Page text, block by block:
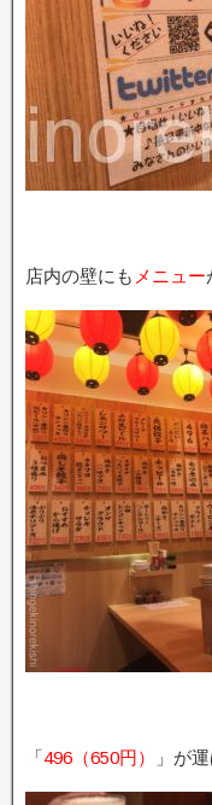
店内の壁にも メニュー
「496（650円） 」が